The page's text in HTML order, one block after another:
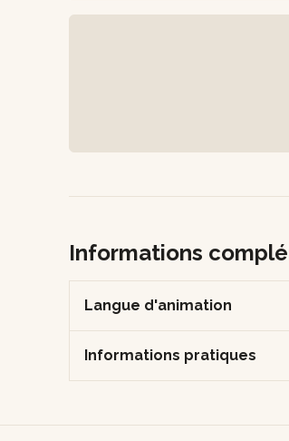
Informations
Langue d'animation
Informations pratiques